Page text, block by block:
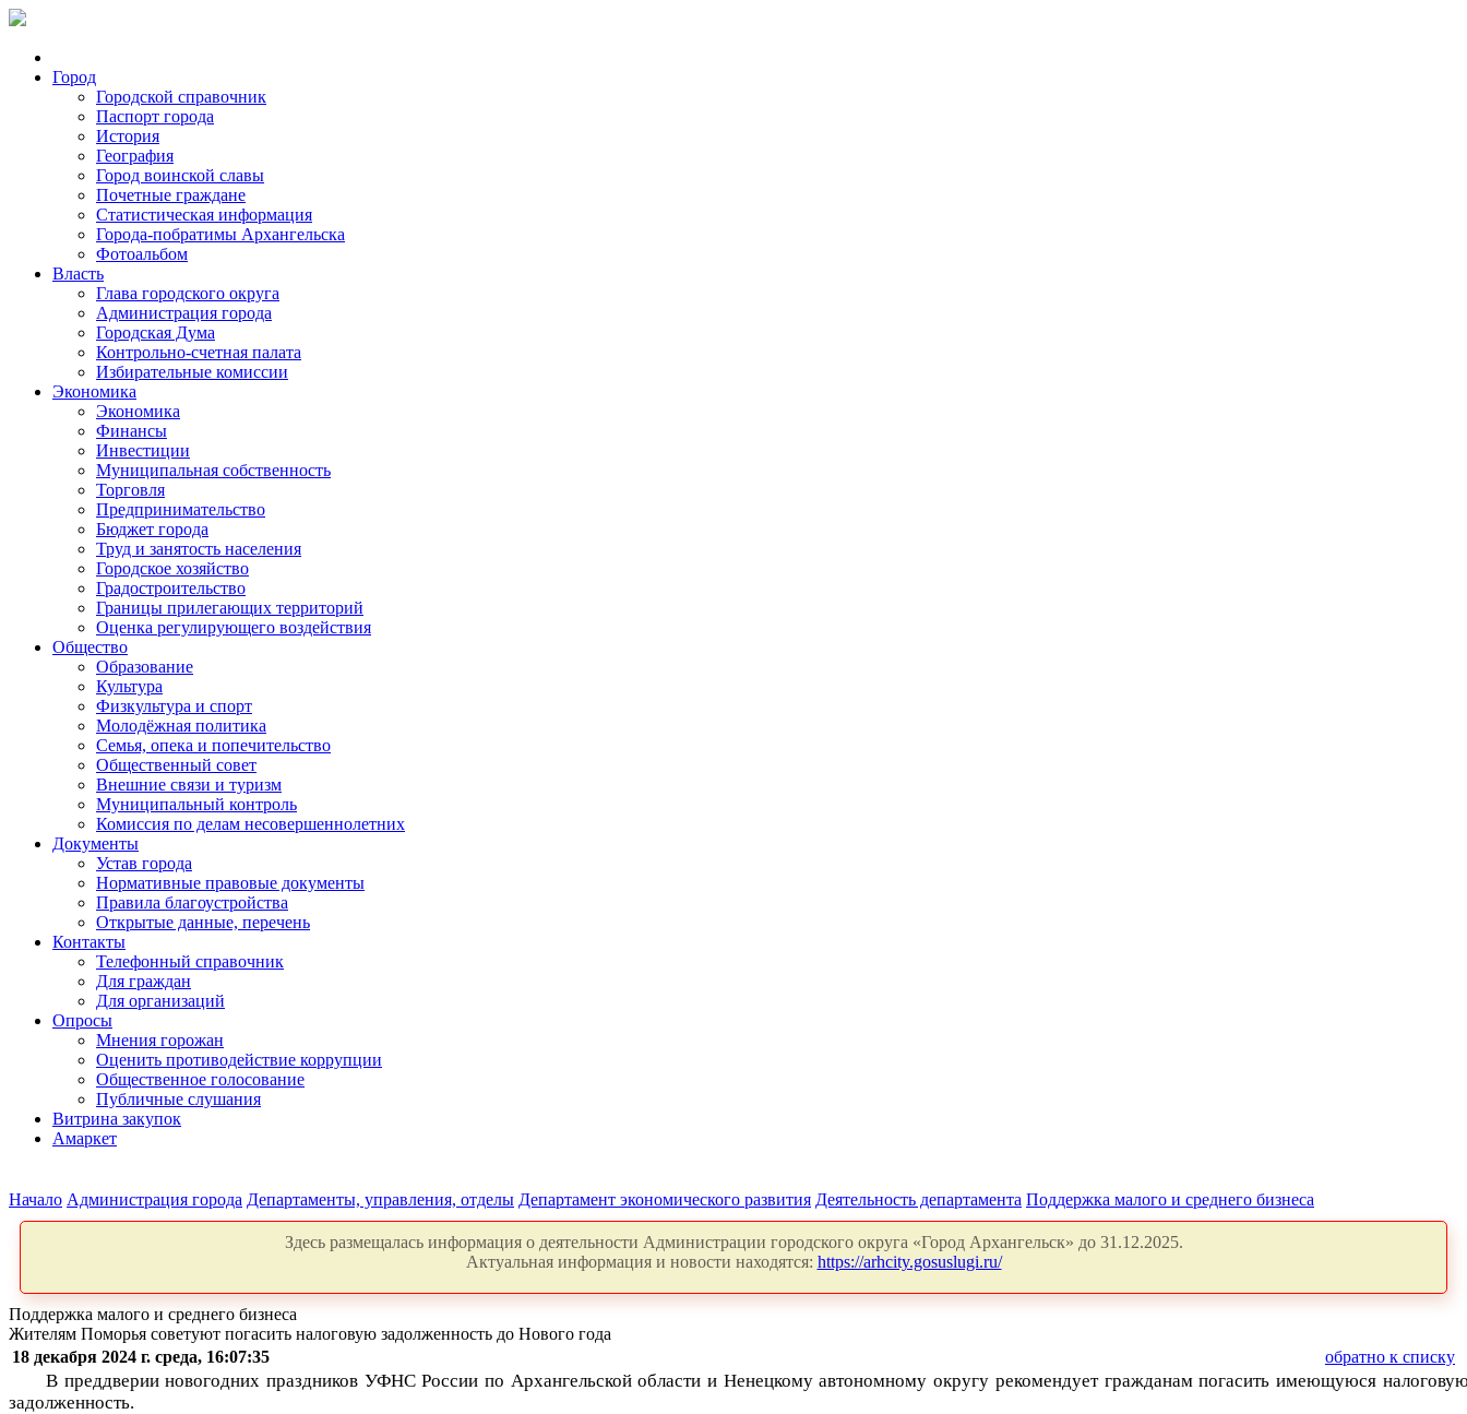
Город
Городской справочник
Паспорт города
История
География
Город воинской славы
Почетные граждане
Статистическая информация
Города-побратимы Архангельска
Фотоальбом
Власть
Глава городского округа
Администрация города
Городская Дума
Контрольно-счетная палата
Избирательные комиссии
Экономика
Экономика
Финансы
Инвестиции
Муниципальная собственность
Торговля
Предпринимательство
Бюджет города
Труд и занятость населения
Городское хозяйство
Градостроительство
Границы прилегающих территорий
Оценка регулирующего воздействия
Общество
Образование
Культура
Физкультура и спорт
Молодёжная политика
Семья, опека и попечительство
Общественный совет
Внешние связи и туризм
Муниципальный контроль
Комиссия по делам несовершеннолетних
Документы
Устав города
Нормативные правовые документы
Правила благоустройства
Открытые данные, перечень
Контакты
Телефонный справочник
Для граждан
Для организаций
Опросы
Мнения горожан
Оценить противодействие коррупции
Общественное голосование
Публичные слушания
Витрина закупок
Амаркет
Начало Администрация города Департаменты, управления, отделы Департамент экономического развития Деятельность департамента Поддержка малого и среднего бизнеса
Здесь размещалась информация о деятельности Администрации городского округа «Город Архангельск» до 31.12.2025.
Актуальная информация и новости находятся: https://arhcity.gosuslugi.ru/
Поддержка малого и среднего бизнеса
Жителям Поморья советуют погасить налоговую задолженность до Нового года
18 декабря 2024 г. среда, 16:07:35
обратно к списку
В преддверии новогодних праздников УФНС России по Архангельской области и Ненецкому автономному округу рекомендует гражданам погасить имеющуюся
задолженность.